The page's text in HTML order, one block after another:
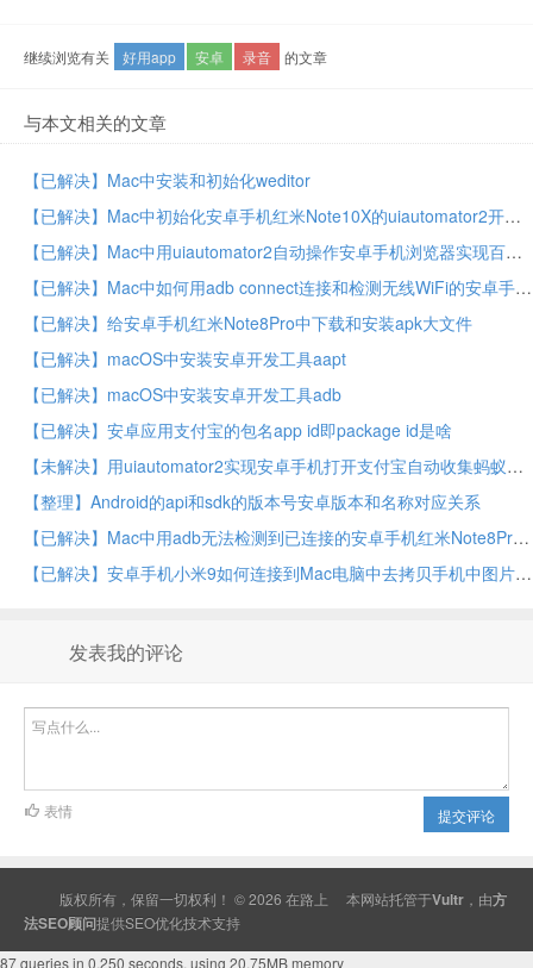
继续浏览有关 好用app 安卓 录音 的文章
与本文相关的文章
【已解决】Mac中安装和初始化weditor
【已解决】Mac中初始化安卓手机红米Note10X的uiautomator2开发环境
【已解决】Mac中用uiautomator2自动操作安卓手机浏览器实现百度搜索
【已解决】Mac中如何用adb connect连接和检测无线WiFi的安卓手机是否已连接
【已解决】给安卓手机红米Note8Pro中下载和安装apk大文件
【已解决】macOS中安装安卓开发工具aapt
【已解决】macOS中安装安卓开发工具adb
【已解决】安卓应用支付宝的包名app id即package id是啥
【未解决】用uiautomator2实现安卓手机打开支付宝自动收集蚂蚁森林能量
【整理】Android的api和sdk的版本号安卓版本和名称对应关系
【已解决】Mac中用adb无法检测到已连接的安卓手机红米Note8Pro
【已解决】安卓手机小米9如何连接到Mac电脑中去拷贝手机中图片
发表我的评论
提交评论
表情
版权所有，保留一切权利！ © 2026 在路上 本网站托管于Vultr ，由方
法SEO顾问提供SEO优化技术支持
87 queries in 0.250 seconds, using 20.75MB memory